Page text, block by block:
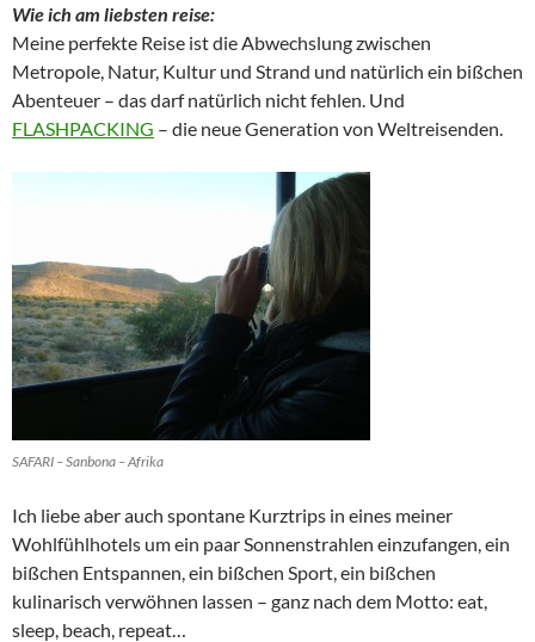
Wie ich am liebsten reise:
Meine perfekte Reise ist die Abwechslung zwischen
Metropole, Natur, Kultur und Strand und natürlich ein bißchen
Abenteuer – das darf natürlich nicht fehlen. Und
FLASHPACKING – die neue Generation von Weltreisenden.
SAFARI – Sanbona – Afrika
Ich liebe aber auch spontane Kurztrips in eines meiner
Wohlfühlhotels um ein paar Sonnenstrahlen einzufangen, ein
bißchen Entspannen, ein bißchen Sport, ein bißchen
kulinarisch verwöhnen lassen – ganz nach dem Motto: eat,
sleep, beach, repeat…